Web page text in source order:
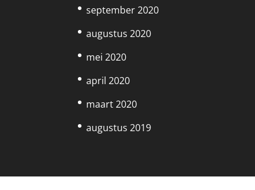
september 2020
augustus 2020
mei 2020
april 2020
maart 2020
augustus 2019